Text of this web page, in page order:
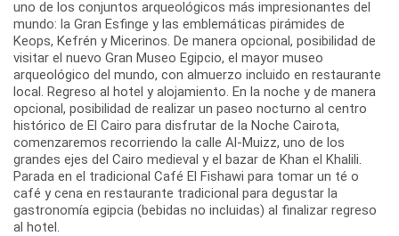
uno de los conjuntos arqueológicos más impresionantes del
mundo: la Gran Esfinge y las emblemáticas pirámides de
Keops, Kefrén y Micerinos. De manera opcional, posibilidad de
visitar el nuevo Gran Museo Egipcio, el mayor museo
arqueológico del mundo, con almuerzo incluido en restaurante
local. Regreso al hotel y alojamiento. En la noche y de manera
opcional, posibilidad de realizar un paseo nocturno al centro
histórico de El Cairo para disfrutar de la Noche Cairota,
comenzaremos recorriendo la calle Al-Muizz, uno de los
grandes ejes del Cairo medieval y el bazar de Khan el Khalili.
Parada en el tradicional Café El Fishawi para tomar un té o
café y cena en restaurante tradicional para degustar la
gastronomía egipcia (bebidas no incluidas) al finalizar regreso
al hotel.